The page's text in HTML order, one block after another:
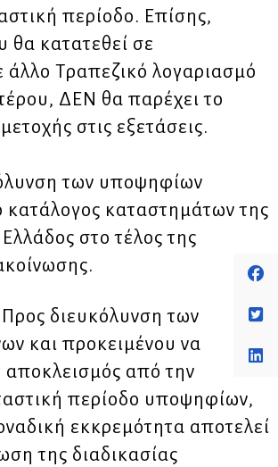
περίοδο. Επίσης,
κατατεθεί σε
άλλο Τραπεζικό λογαριασμό
ΔΕΝ θα παρέχει το
στις εξετάσεις.
των υποψηφίων
κατάλογος καταστημάτων της
στο τέλος της
διευκόλυνση των
και προκειμένου να
από την
περίοδο υποψηφίων,
εκκρεμότητα αποτελεί
της διαδικασίας